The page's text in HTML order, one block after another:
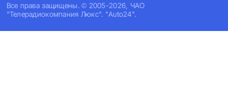
Все права защищены. © 2005-2026, ЧАО
"Телерадиокомпания Люкс". "Auto24".